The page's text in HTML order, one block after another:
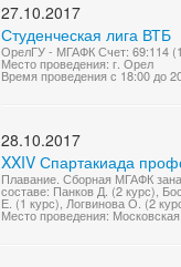
27.10.2017
Студенческая лига ВТБ
ОрелГУ - МГАФК Счет: 69:114
Место проведения: г. Орел
Время проведения с 18:00 до
28.10.2017
XXIV Спартакиада
Плавание. Сборная МГАФК
составе: Панков Д. (2 курс),
Е. (1 курс), Логвинова О. (2
Место проведения: